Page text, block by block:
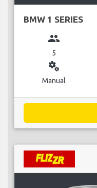
BMW 1 SERIES
group
5
miscellaneous_services
Manual